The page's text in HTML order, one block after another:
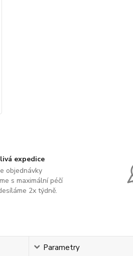
expedice
objednávky
s maximální péčí
2x týdně.
Parametry